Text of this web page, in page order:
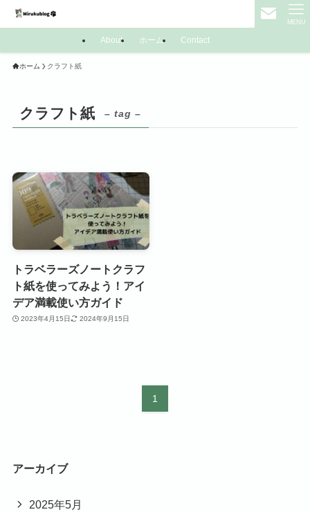
MENU
About ホーム Contact
ホーム クラフト紙
クラフト紙 – tag –
トラベラーズノートクラフ
ト紙を使ってみよう！アイ
デア満載使い方ガイド
2023年4月15日 2024年9月15日
1
アーカイブ
2025年5月